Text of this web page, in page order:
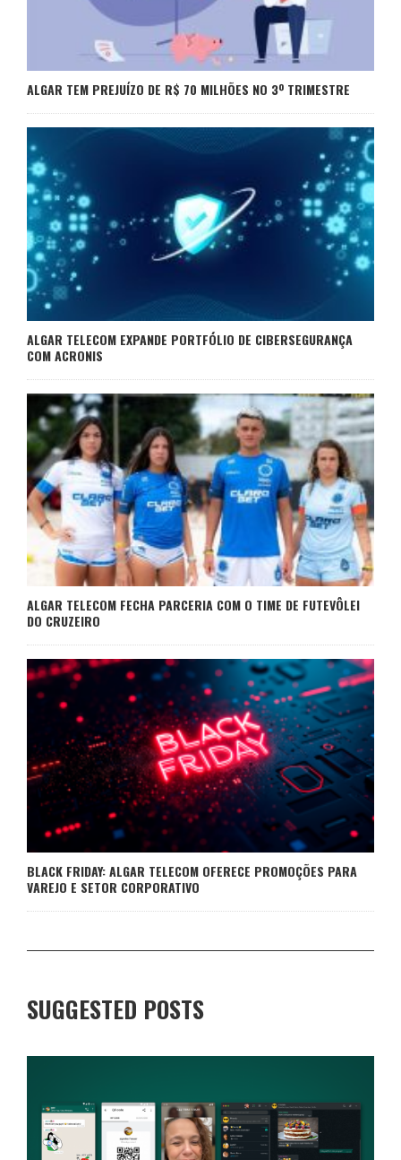
ALGAR TEM PREJUÍZO DE R$ 70 MILHÕES NO 3º TRIMESTRE
ALGAR TELECOM EXPANDE PORTFÓLIO DE CIBERSEGURANÇA
COM ACRONIS
ALGAR TELECOM FECHA PARCERIA COM O TIME DE FUTEVÔLEI
DO CRUZEIRO
BLACK FRIDAY: ALGAR TELECOM OFERECE PROMOÇÕES PARA
VAREJO E SETOR CORPORATIVO
SUGGESTED POSTS